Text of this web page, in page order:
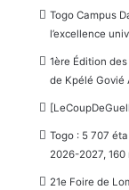
Togo Campus
l’excellence
1ère Édition
de Kpélé Govié
Togo : 5 707
2026-2027,
21e Foire de